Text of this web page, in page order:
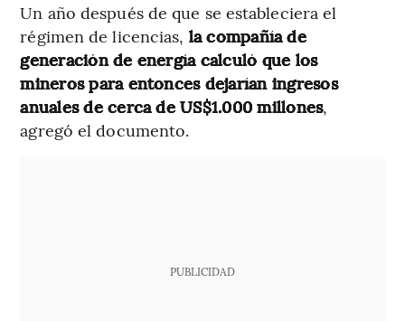
Un año después de que se estableciera el
régimen de licencias, la compañía de
generación de energía calculó que los
mineros para entonces dejarían ingresos
anuales de cerca de US$1.000 millones,
agregó el documento.
PUBLICIDAD